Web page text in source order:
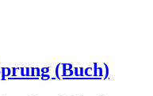
(Buch)